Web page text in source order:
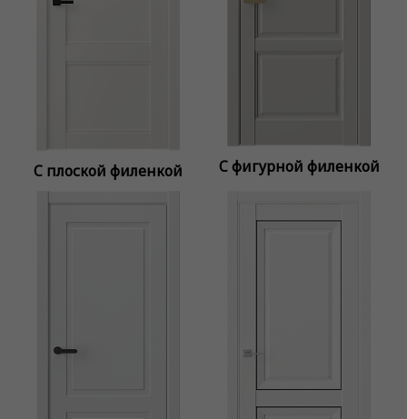
C плоской филенкой C фигурной филенкой